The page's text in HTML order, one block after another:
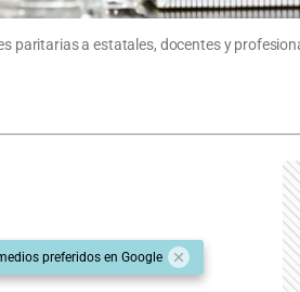
paritarias a estatales, docentes y
preferidos en Google